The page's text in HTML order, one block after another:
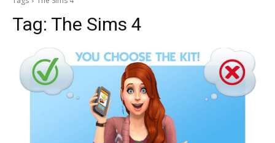
Tag: The Sims 4